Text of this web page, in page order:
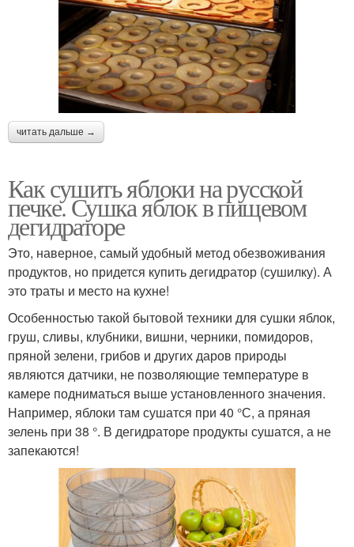
читать дальше →
Как сушить яблоки на русской
печке. Сушка яблок в пищевом
дегидраторе
Это, наверное, самый удобный метод обезвоживания
продуктов, но придется купить дегидратор (сушилку). А
это траты и место на кухне!
Особенностью такой бытовой техники для сушки яблок,
груш, сливы, клубники, вишни, черники, помидоров,
пряной зелени, грибов и других даров природы
являются датчики, не позволяющие температуре в
камере подниматься выше установленного значения.
Например, яблоки там сушатся при 40 °С, а пряная
зелень при 38 °. В дегидраторе продукты сушатся, а не
запекаются!